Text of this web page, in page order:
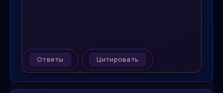
Ответы Цитировать